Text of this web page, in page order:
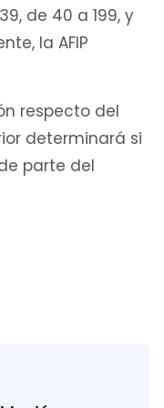
de 40 a 199, y
la AFIP
respecto del
determinará si
parte del